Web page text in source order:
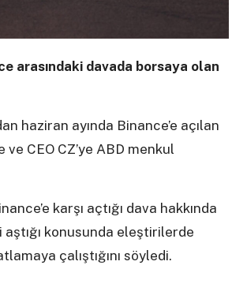
arasındaki davada borsaya olan
haziran ayında Binance’e açılan
CEO CZ’ye ABD menkul
karşı açtığı dava hakkında
konusunda eleştirilerde
çalıştığını söyledi.